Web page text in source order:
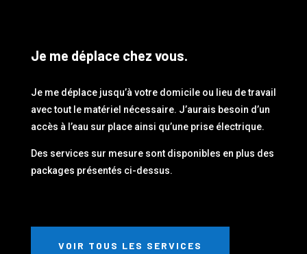
Je me déplace chez vous.
Je me déplace jusqu’à votre domicile ou lieu de travail
avec tout le matériel nécessaire. J’aurais besoin d’un
accès à l’eau sur place ainsi qu’une prise électrique.
Des services sur mesure sont disponibles en plus des
packages présentés ci-dessus.
VOIR TOUS LES SERVICES